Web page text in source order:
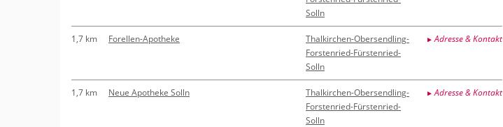
Solln
1,7 km Forellen-Apotheke
Thalkirchen-Obersendling-
Forstenried-Fürstenried-
Solln
Adresse & Kontakt
1,7 km Neue Apotheke Solln
Thalkirchen-Obersendling-
Forstenried-Fürstenried-
Solln
Adresse & Kontakt